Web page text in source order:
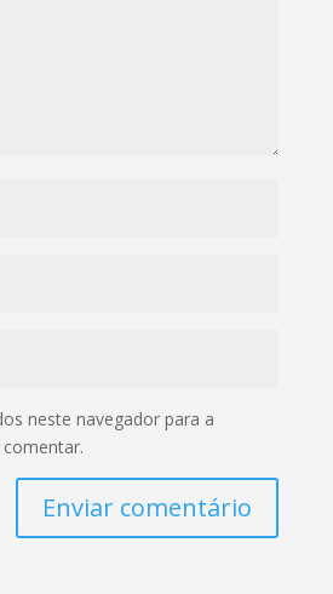
neste navegador para a
Enviar comentário